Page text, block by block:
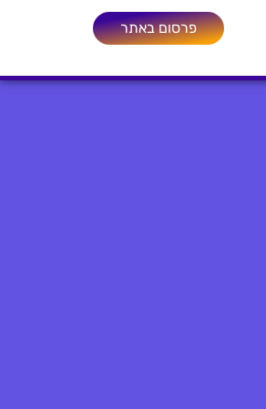
פרסום באתר